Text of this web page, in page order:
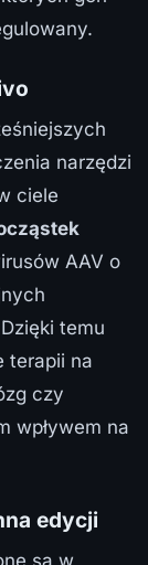
narzędzi
ciele
AAV o
temu
terapii na
czy
wpływem na
edycji
są w